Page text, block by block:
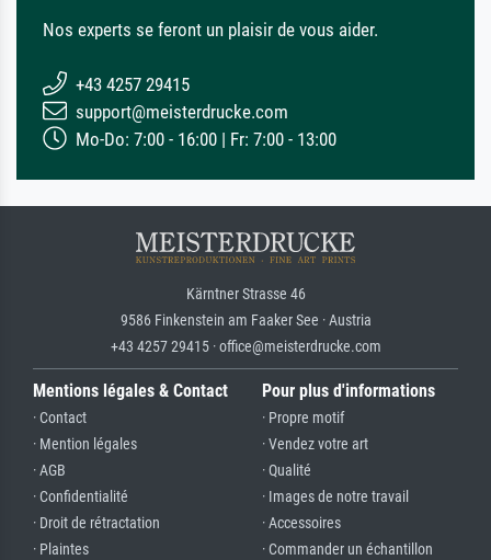
Nos experts se feront un plaisir de vous aider.
+43 4257 29415
support@meisterdrucke.com
Mo-Do: 7:00 - 16:00 | Fr: 7:00 - 13:00
Kärntner Strasse 46
9586 Finkenstein am Faaker See · Austria
+43 4257 29415 · office@meisterdrucke.com
Mentions légales & Contact
· Contact
· Mention légales
· AGB
· Confidentialité
· Droit de rétractation
· Plaintes
Pour plus d'informations
· Propre motif
· Vendez votre art
· Qualité
· Images de notre travail
· Accessoires
· Commander un échantillon